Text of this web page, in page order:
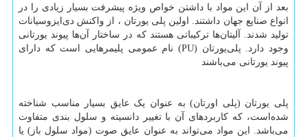
بعد از آن این مواد با داشتن خواص ویژه پیشرفت بسیار زیادی را در
انواع صنایع جهان داشتند. اولین پلی ‌یورتان ، از واکنش دی‌ایزوسیانات
تولید شدند. آلیتان‌ها ترکیباتی هستند که در ساختار آن‌ها پیوند یورتانی
وجود دارد. پلی‌یورتان (PU) نام عمومی پلیمرهایی است که دارای
پیوند یورتانی می‌باشند
پلی یورتان (پلی اورتان) به عنوان یک عایق بسیار مناسب شناخته
شده‌است، که کاربردهای آن با تغییر دانسیته و سلول بندی متفاوت
می‌باشد. این مواد می‌تواند به عنوان عایق صوت (مواد سلول باز) یا